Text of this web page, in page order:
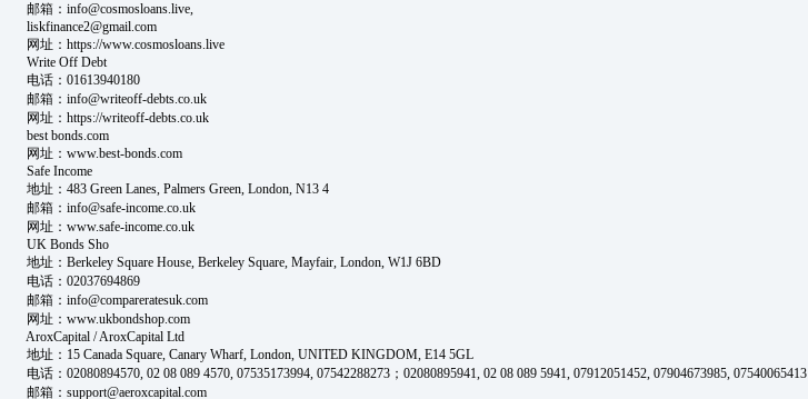
邮箱：info@cosmosloans.live,
liskfinance2@gmail.com
网址：https://www.cosmosloans.live
Write Off Debt
电话：01613940180
邮箱：info@writeoff-debts.co.uk
网址：https://writeoff-debts.co.uk
best bonds.com
网址：www.best-bonds.com
Safe Income
地址：483 Green Lanes, Palmers Green, London, N13 4
邮箱：info@safe-income.co.uk
网址：www.safe-income.co.uk
UK Bonds Sho
地址：Berkeley Square House, Berkeley Square, Mayfair, London, W1J 6BD
电话：02037694869
邮箱：info@compareratesuk.com
网址：www.ukbondshop.com
AroxCapital / AroxCapital Ltd
地址：15 Canada Square, Canary Wharf, London, UNITED KINGDOM, E14 5GL
电话：02080894570, 02 08 089 4570, 07535173994, 07542288273；02080895941, 02 08 089 5941, 07912051452, 07904673985, 07540065413
邮箱：support@aeroxcapital.com